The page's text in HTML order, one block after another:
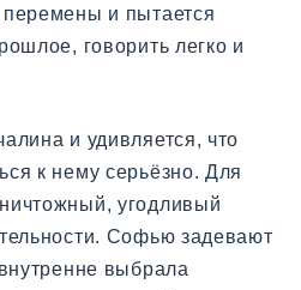
и пытается
говорить легко и
и удивляется, что
к нему серьёзно. Для
угодливый
Софью задевают
выбрала